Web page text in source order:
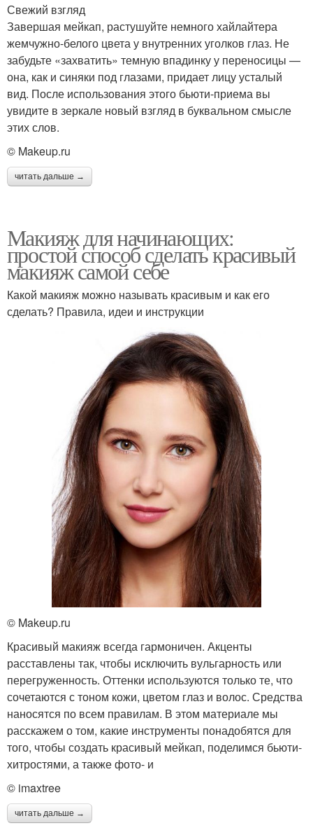
Свежий взгляд
Завершая мейкап, растушуйте немного хайлайтера
жемчужно-белого цвета у внутренних уголков глаз. Не
забудьте «захватить» темную впадинку у переносицы —
она, как и синяки под глазами, придает лицу усталый
вид. После использования этого бьюти-приема вы
увидите в зеркале новый взгляд в буквальном смысле
этих слов.
© Makeup.ru
читать дальше →
Макияж для начинающих:
простой способ сделать красивый
макияж самой себе
Какой макияж можно называть красивым и как его
сделать? Правила, идеи и инструкции
© Makeup.ru
Красивый макияж всегда гармоничен. Акценты
расставлены так, чтобы исключить вульгарность или
перегруженность. Оттенки используются только те, что
сочетаются с тоном кожи, цветом глаз и волос. Средства
наносятся по всем правилам. В этом материале мы
расскажем о том, какие инструменты понадобятся для
того, чтобы создать красивый мейкап, поделимся бьюти-
хитростями, а также фото- и
© imaxtree
читать дальше →